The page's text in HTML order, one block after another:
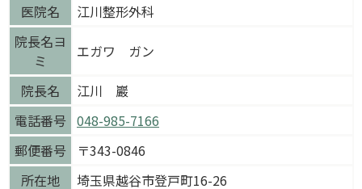
医院名
江川整形外科
院長名ヨ
ミ
エガワ ガン
院長名
江川 巖
電話番号 048-985-7166
郵便番号
〒343-0846
所在地
埼玉県越谷市登戸町16-26